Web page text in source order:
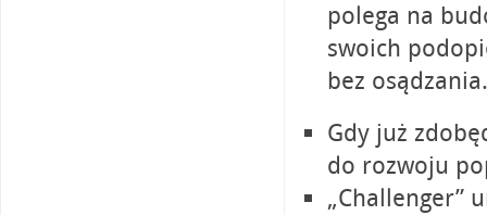
polega na
swoich
bez osądzania.
Gdy już
do rozwoju
„Challenger”